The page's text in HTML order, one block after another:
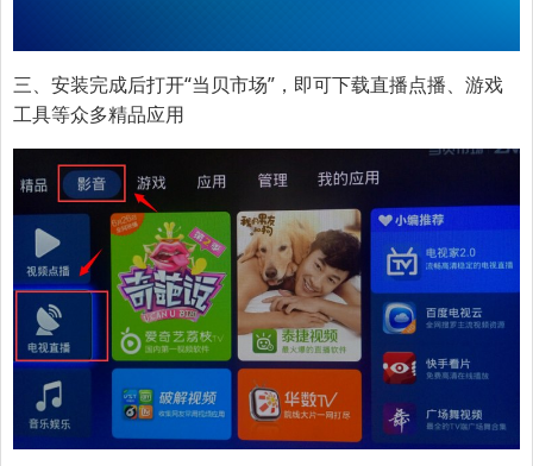
三、 安装完成后打开“当贝市场”，即可下载直播点播、游戏
工具等众多精品应用